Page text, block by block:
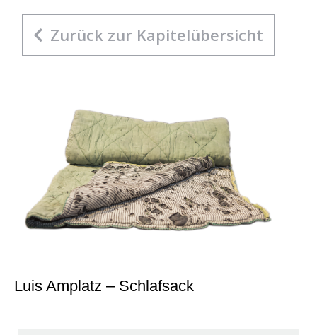
Zurück zur Kapitelübersicht
Luis Amplatz – Schlafsack